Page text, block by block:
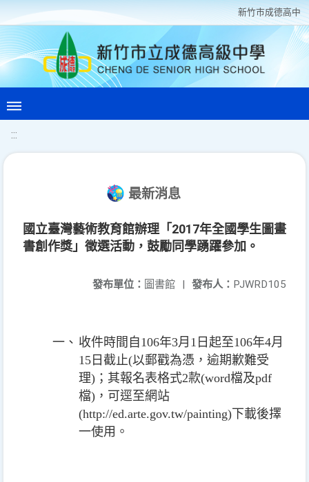
新竹巿成德高中
:::
最新消息
國立臺灣藝術教育館辦理「2017年全國學生圖畫
書創作獎」徵選活動，鼓勵同學踴躍參加。
發布人： PJWRD105
發布單位： 圖書館 |
一、 收件時間自 106年3月 1 日起至106年4月
15 日截止(以郵戳為憑，逾期歉難受
理) ；其報名表格式2款(word檔及pdf
檔) ，可逕至網站
(http://ed.arte.gov.tw/painting) 下載後擇
一使用。